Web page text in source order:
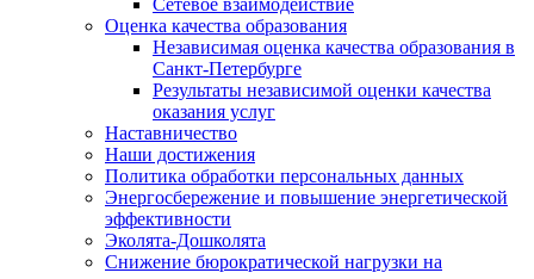
Сетевое взаимодействие
Оценка качества образования
Независимая оценка качества образования в
Санкт-Петербурге
Результаты независимой оценки качества
оказания услуг
Наставничество
Наши достижения
Политика обработки персональных данных
Энергосбережение и повышение энергетической
эффективности
Эколята-Дошколята
Снижение бюрократической нагрузки на